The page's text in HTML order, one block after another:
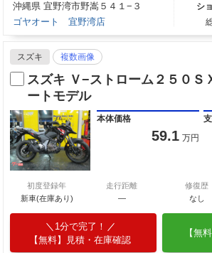
沖縄県 宜野湾市野嵩５４１−３
ゴヤオート 宜野湾店
シ
スズキ 複数画像
スズキ Ｖ−ストローム２５０
ートモデル
本体価格
59.1 万円
初度登録年
新車(在庫あり)
走行距離
―
修復歴
なし
1分で完了！
【無料】見積・在庫確認
【無